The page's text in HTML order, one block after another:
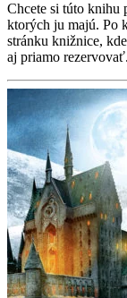
Chcete si túto knihu
ktorých ju majú. Po
stránku knižnice,
aj priamo rezervovať.